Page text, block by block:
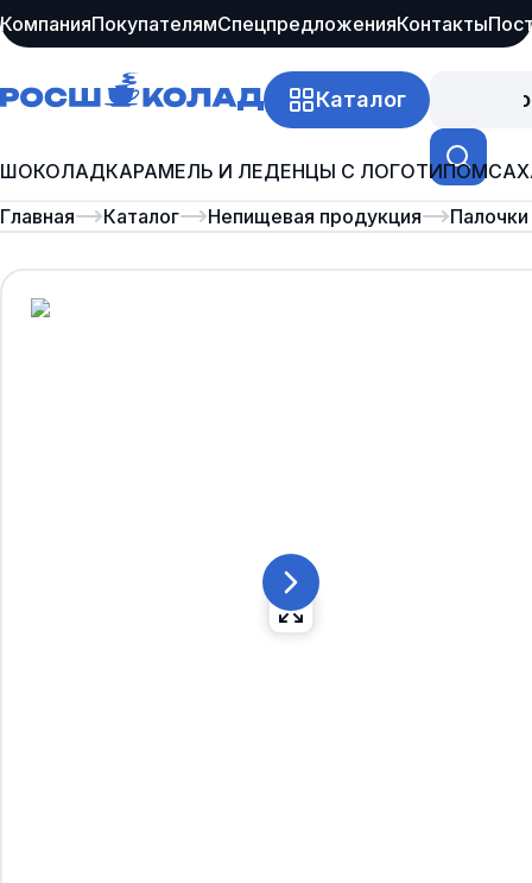
КомпанияПокупателямСпецпредложенияКонтакты
Каталог
ШОКОЛАДКАРАМЕЛЬ И ЛЕДЕНЦЫ С ЛОГОТИПОМ
Главная
Каталог Непищевая продукция